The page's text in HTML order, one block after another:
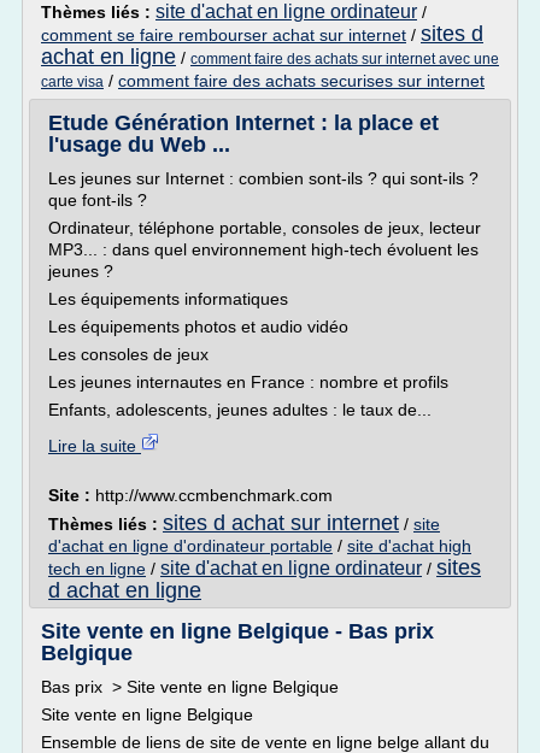
Thèmes liés : site d'achat en ligne ordinateur /
comment se faire rembourser achat sur internet / sites d
achat en ligne / comment faire des achats sur internet avec une
carte visa / comment faire des achats securises sur internet
Etude Génération Internet : la place et
l'usage du Web ...
Les jeunes sur Internet : combien sont-ils ? qui sont-ils ?
que font-ils ?
Ordinateur, téléphone portable, consoles de jeux, lecteur
MP3... : dans quel environnement high-tech évoluent les
jeunes ?
Les équipements informatiques
Les équipements photos et audio vidéo
Les consoles de jeux
Les jeunes internautes en France : nombre et profils
Enfants, adolescents, jeunes adultes : le taux de...
Lire la suite
Site : http://www.ccmbenchmark.com
Thèmes liés : sites d achat sur internet / site
d'achat en ligne d'ordinateur portable / site d'achat high
tech en ligne / site d'achat en ligne ordinateur / sites
d achat en ligne
Site vente en ligne Belgique - Bas prix
Belgique
Bas prix > Site vente en ligne Belgique
Site vente en ligne Belgique
Ensemble de liens de site de vente en ligne belge allant du